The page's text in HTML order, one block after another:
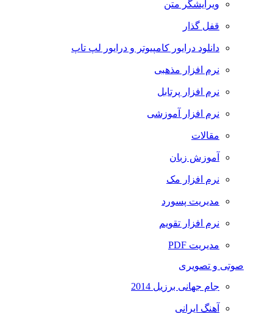
ویرایشگر متن
قفل گذار
دانلود درایور کامپیوتر و درایور لپ تاپ
نرم افزار مذهبی
نرم افزار پرتابل
نرم افزار آموزشی
مقالات
آموزش زبان
نرم افزار مک
مدیریت پسورد
نرم افزار تقویم
مدیریت PDF
صوتی و تصویری
جام جهانی برزیل 2014
آهنگ ایرانی